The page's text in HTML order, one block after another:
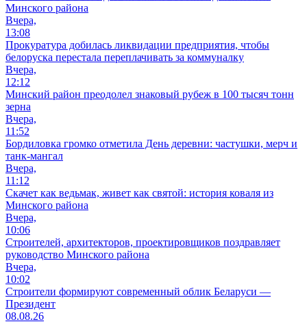
Минского района
Вчера,
13:08
Прокуратура добилась ликвидации предприятия, чтобы
белоруска перестала переплачивать за коммуналку
Вчера,
12:12
Минский район преодолел знаковый рубеж в 100 тысяч тонн
зерна
Вчера,
11:52
Бордиловка громко отметила День деревни: частушки, мерч и
танк-мангал
Вчера,
11:12
Скачет как ведьмак, живет как святой: история коваля из
Минского района
Вчера,
10:06
Cтроителей, архитекторов, проектировщиков поздравляет
руководство Минского района
Вчера,
10:02
Строители формируют современный облик Беларуси —
Президент
08.08.26